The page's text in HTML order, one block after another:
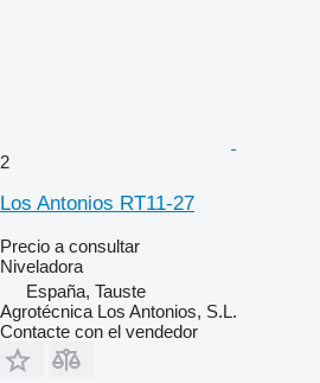
2
Los Antonios RT11-27
Precio a consultar
Niveladora
España, Tauste
Agrotécnica Los Antonios, S.L.
Contacte con el vendedor